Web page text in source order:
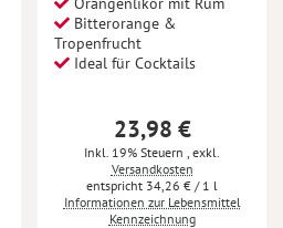
Bitterorange &
Tropenfrucht
Ideal für Cocktails
23,98 €
Inkl. 19% Steuern
exkl.
Versandkosten
34,26 € / 1 l
Informationen zur Lebensmittel
Kennzeichnung